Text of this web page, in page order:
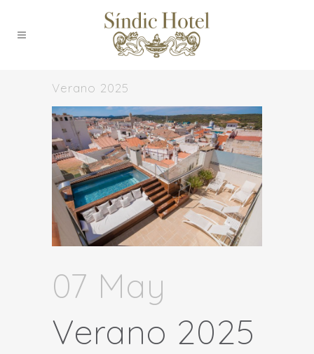
Verano 2025
07 May
Verano 2025